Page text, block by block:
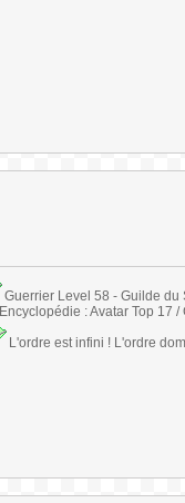
Guerrier Level 58 - Guilde
Encyclopédie : Avatar Top 17 /
L'ordre est infini ! L'ordre